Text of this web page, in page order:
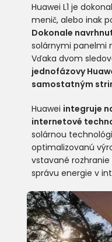
Huawei L1 je
menič, alebo inak
Dokonale
solárnymi panelmi
Vďaka dvom
jednofázovy
samostatným
Huawei integruje
internetové
solárnou
optimalizovanú
vstavané
správu energie v